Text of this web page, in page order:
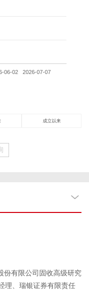
成立以来
份有限公司固收高级研究
理、瑞银证券有限责任